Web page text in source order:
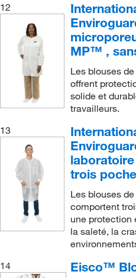
12
MP™ ,
Les blouses
offrent
solide et
travailleurs.
13
trois
Les blouses
comportent
une protection
la saleté, la
14
Eisco™